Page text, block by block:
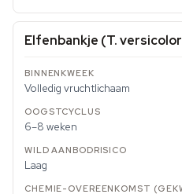
Elfenbankje (T. versicolor
Volledig vruchtlichaam
6–8 weken
Laag